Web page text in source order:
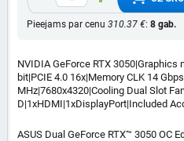
Pieejams par cenu 310.37 €: 8 gab.
NVIDIA GeForce RTX 3050|Graphics
bit|PCIE 4.0 16x|Memory CLK 14
MHz|7680x4320|Cooling Dual Slot
D|1xHDMI|1xDisplayPort|Included
ASUS Dual GeForce RTX™ 3050 OC